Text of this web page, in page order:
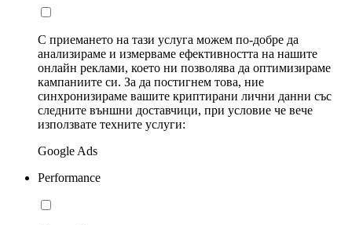
С приемането на тази услуга можем по-добре да
анализираме и измерваме ефективността на нашите
онлайн реклами, което ни позволява да оптимизираме
кампаниите си. За да постигнем това, ние
синхронизираме вашите криптирани лични данни със
следните външни доставчици, при условие че вече
използвате техните услуги:
Google Ads
Performance